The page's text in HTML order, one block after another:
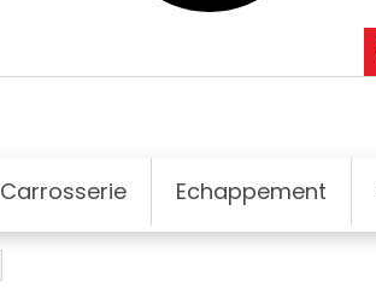
Carrosserie Echappement